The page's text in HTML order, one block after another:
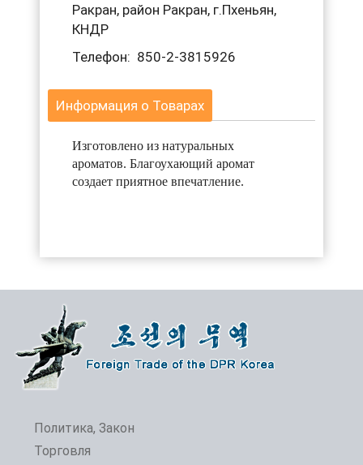
Ракран, район Ракран, г.Пхеньян,
КНДР
Телефон: 850-2-3815926
Информация о Товарах
Изготовлено из натуральных
ароматов. Благоухающий аромат
создает приятное впечатление.
Политика, Закон
Торговля